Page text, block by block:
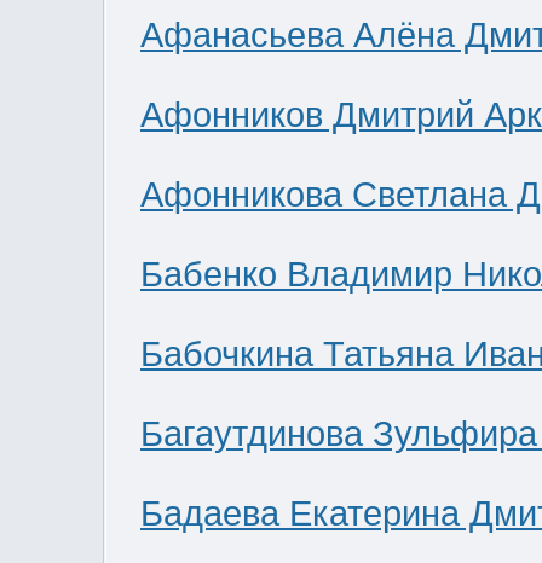
Афанасьева Алёна
Афонников Дмитрий
Афонникова Светлана
Бабенко Владимир
Бабочкина Татьяна
Багаутдинова
Бадаева Екатерина